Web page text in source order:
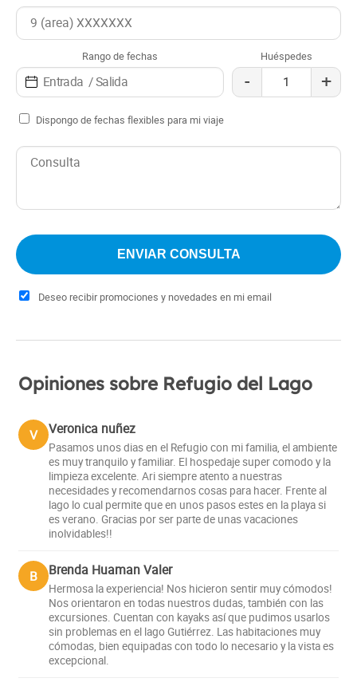
Check in: 14:00 h
Check out: 10:00 h
apart hotel es una excelente opción para explorar la
belleza de Bariloche y sus alrededores.
Rango de fechas Huéspedes
- +
Dispongo de fechas flexibles para mi viaje
Deseo recibir promociones y novedades en mi email
Opiniones sobre Refugio del Lago
V Veronica nuñez
Pasamos unos dias en el Refugio con mi familia, el ambiente
es muy tranquilo y familiar. El hospedaje super comodo y la
limpieza excelente. Ari siempre atento a nuestras
necesidades y recomendarnos cosas para hacer. Frente al
lago lo cual permite que en unos pasos estes en la playa si
es verano. Gracias por ser parte de unas vacaciones
inolvidables!!
B Brenda Huaman Valer
Hermosa la experiencia! Nos hicieron sentir muy cómodos!
Nos orientaron en todas nuestros dudas, también con las
excursiones. Cuentan con kayaks así que pudimos usarlos
sin problemas en el lago Gutiérrez. Las habitaciones muy
cómodas, bien equipadas con todo lo necesario y la vista es
excepcional.